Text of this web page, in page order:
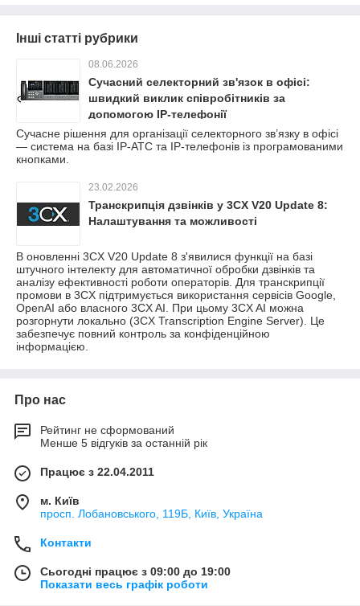
Інші статті рубрики
08.06.2026
Сучасний селекторний зв'язок в офісі:
швидкий виклик співробітників за
допомогою IP-телефонії
Сучасне рішення для організації селекторного зв’язку в офісі
— система на базі IP-АТС та IP-телефонів із програмованими
кнопками.
23.02.2026
Транскрипція дзвінків у 3CX V20 Update 8:
Налаштування та можливості
В оновленні 3CX V20 Update 8 з'явилися функції на базі
штучного інтелекту для автоматичної обробки дзвінків та
аналізу ефективності роботи операторів. Для транскрипції
промови в 3CX підтримується використання сервісів Google,
OpenAI або власного 3CX AI. При цьому 3CX AI можна
розгорнути локально (3CX Transcription Engine Server). Це
забезпечує повний контроль за конфіденційною
інформацією.
Про нас
Рейтинг не сформований
Менше 5 відгуків за останній рік
Працює з 22.04.2011
м. Київ
просп. Лобановського, 119Б, Київ, Україна
Контакти
Сьогодні працює з 09:00 до 19:00
Показати весь графік роботи